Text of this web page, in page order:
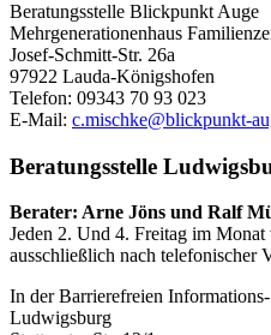
Beratungsstelle Blickpunkt Auge
Mehrgenerationenhaus
Josef-Schmitt-Str. 26a
97922 Lauda-Königshofen
Telefon: 09343 70 93 023
E-Mail: c.mischke@blickpunkt-
Beratungsstelle
Berater: Arne Jöns und Ralf
Jeden 2. Und 4. Freitag im
ausschließlich nach telefonischer
In der Barrierefreien
Ludwigsburg